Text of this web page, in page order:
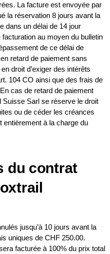
La facture est envoyée par
la réservation 8 jours avant la
dans un délai de 14 jour
au moyen du bulletin
de ce délai de
retard de paiement sans
droit d’exiger des intérêts
104 CO ainsi que des frais de
cas de retard de paiement
Sarl se réserve le droit
ou de céder les créances
à la charge du
du contrat
jusqu’à 10 jours avant la
uniques de CHF 250.00.
facturée à 100% du prix total